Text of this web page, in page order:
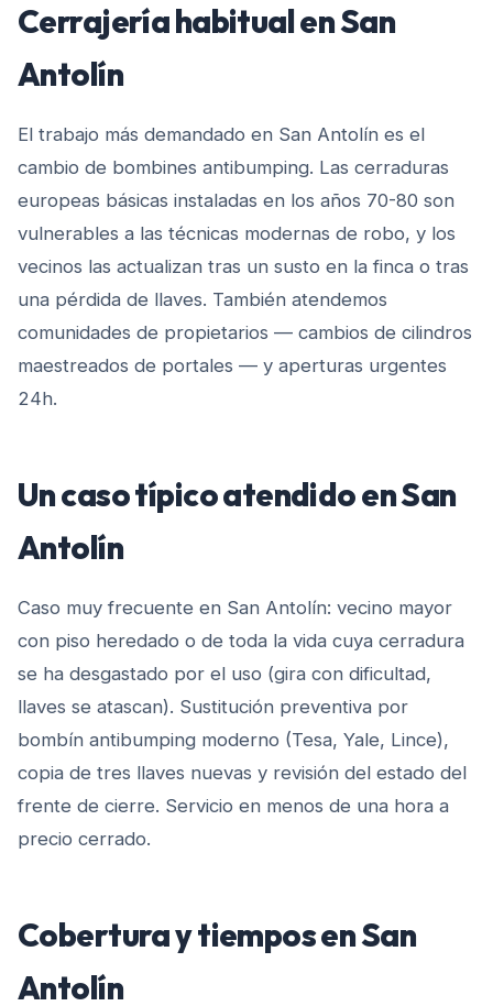
Cerrajería habitual enSan
Antolín
El trabajo más demandado en San Antolín es el
cambio de bombines antibumping. Las cerraduras
europeas básicas instaladas en los años 70-80 son
vulnerables a las técnicas modernas de robo, y los
vecinos las actualizan tras un susto en la finca o tras
una pérdida de llaves. También atendemos
comunidades de propietarios — cambios de cilindros
maestreados de portales — y aperturas urgentes
24h.
Un caso típico atendido enSan
Antolín
Caso muy frecuente en San Antolín: vecino mayor
con piso heredado o de toda la vida cuya cerradura
se ha desgastado por el uso (gira con dificultad,
llaves se atascan). Sustitución preventiva por
bombín antibumping moderno (Tesa, Yale, Lince),
copia de tres llaves nuevas y revisión del estado del
frente de cierre. Servicio en menos de una hora a
precio cerrado.
Cobertura y tiempos enSan
Antolín